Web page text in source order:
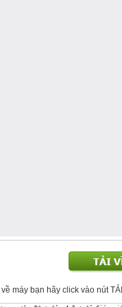
máy bạn hãy click vào nút